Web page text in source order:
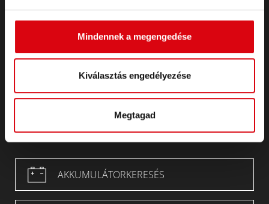
Mindennek a megengedése
Kiválasztás engedélyezése
Megtagad
Adatvédelmi nyilatkozat
REACH Rendeletre
Megfelelés
CAProp65_Declaration
AKKUMULÁTORKERESÉS